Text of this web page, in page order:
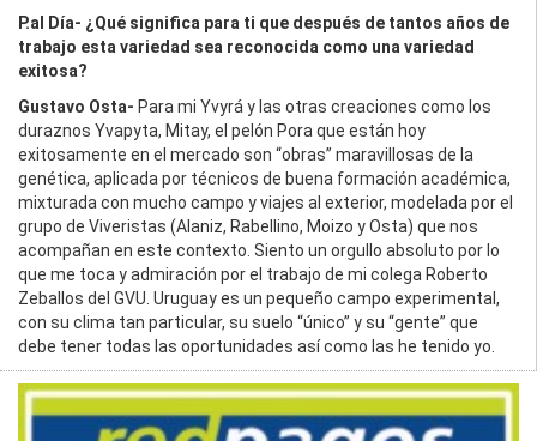
P.al Día- ¿Qué significa para ti que después de tantos años de
trabajo esta variedad sea reconocida como una variedad
exitosa?
Gustavo Osta- Para mi Yvyrá y las otras creaciones como los
duraznos Yvapyta, Mitay, el pelón Pora que están hoy
exitosamente en el mercado son “obras” maravillosas de la
genética, aplicada por técnicos de buena formación académica,
mixturada con mucho campo y viajes al exterior, modelada por el
grupo de Viveristas (Alaniz, Rabellino, Moizo y Osta) que nos
acompañan en este contexto. Siento un orgullo absoluto por lo
que me toca y admiración por el trabajo de mi colega Roberto
Zeballos del GVU. Uruguay es un pequeño campo experimental,
con su clima tan particular, su suelo “único” y su “gente” que
debe tener todas las oportunidades así como las he tenido yo.